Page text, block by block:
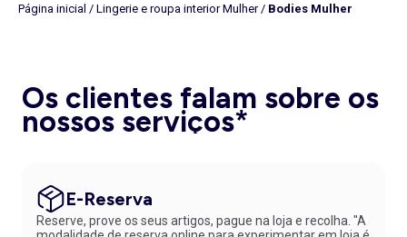
Confie nos nossos favoritos para se sentir sempre perfeita.
rosa-claro. Básicos pensados para acompanhar cada um dos seus
movimentos com liberdade.
Já obody lingerie feminino plus sizeé uma verdadeira celebração
da silhueta, respeitando as formas com conforto e estilo. Aposte em
Se precisa de uma peça mais ousada, dê uma vista de olhos à nossa
seleção de
abertas, a título de exemplo, é subtil, mas com grande impacto visual.
Página inicial / Lingerie e roupa interior Mulher/ Bodies Mulher
Os clientes falam sobre os
nossos serviços*
E-Reserva
Reserve, prove os seus artigos, pague na loja e recolha. "A